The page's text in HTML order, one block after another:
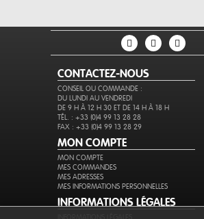
CONTACTEZ-NOUS
CONSEIL OU COMMANDE :
DU LUNDI AU VENDREDI
DE 9 H À 12 H 30 ET DE 14 H À 18 H
TÉL. : +33 (0)4 99 13 28 28
FAX : +33 (0)4 99 13 28 29
MON COMPTE
MON COMPTE
MES COMMANDES
MES ADRESSES
MES INFORMATIONS PERSONNELLES
INFORMATIONS LÉGALES